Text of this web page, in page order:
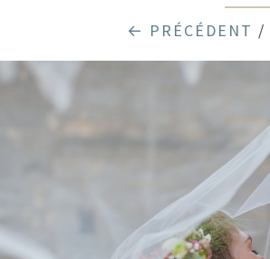
← PRÉCÉDENT /